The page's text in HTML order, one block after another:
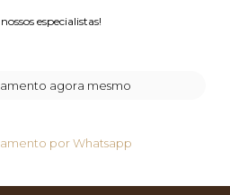
especialistas!
agora mesmo
por Whatsapp